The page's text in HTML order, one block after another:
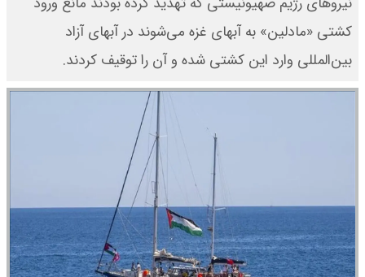
کشتی «مادلین» به آبهای غزه می‌شوند در آبهای آزاد
بین‌المللی وارد این کشتی شده و آن را توقیف کردند.